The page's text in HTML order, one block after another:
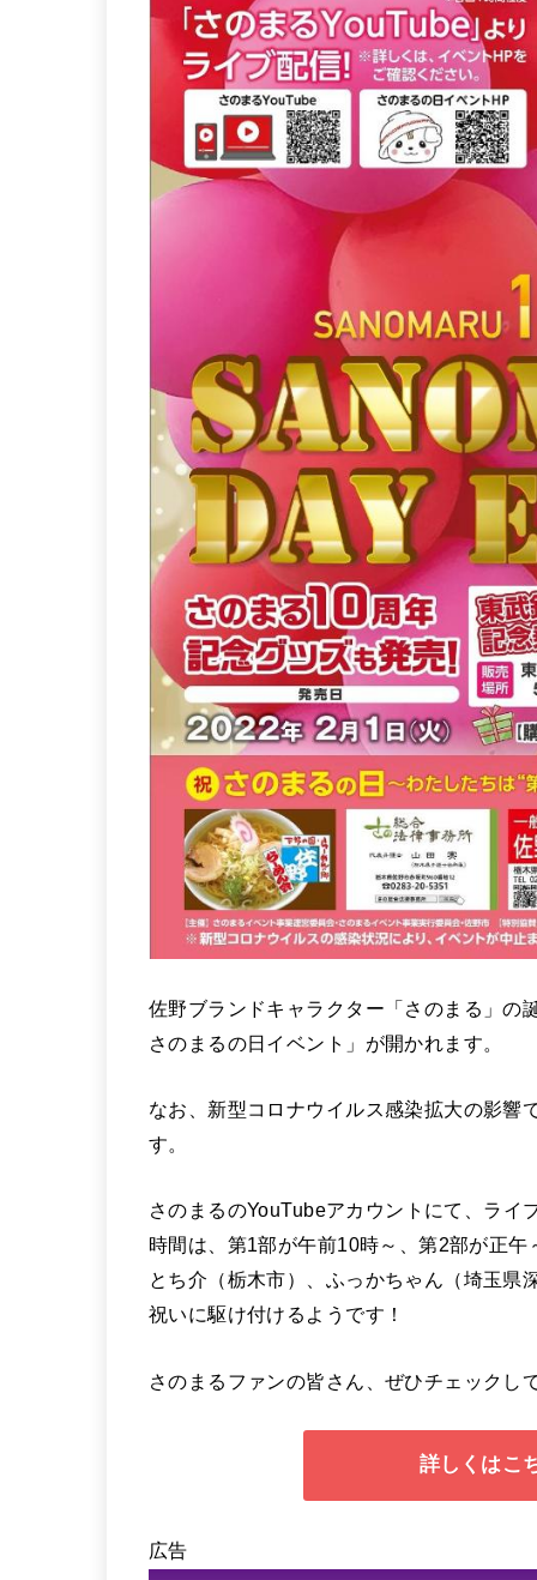
佐野ブランドキャラクター「さのまる」の
さのまるの日イベント」が開かれます。
なお、新型コロナウイルス感染拡大の影響
す。
さのまるのYouTubeアカウントにて、ライ
時間は、第1部が午前10時～、第2部が正午
とち介（栃木市）、ふっかちゃん（埼玉県
祝いに駆け付けるようです！
さのまるファンの皆さん、ぜひチェックし
詳しくはこ
広告